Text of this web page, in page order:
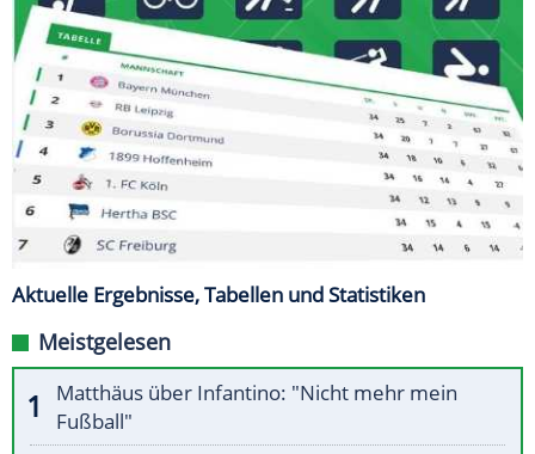
Aktuelle Ergebnisse, Tabellen und Statistiken
Meistgelesen
Matthäus über Infantino: "Nicht mehr mein
Fußball"